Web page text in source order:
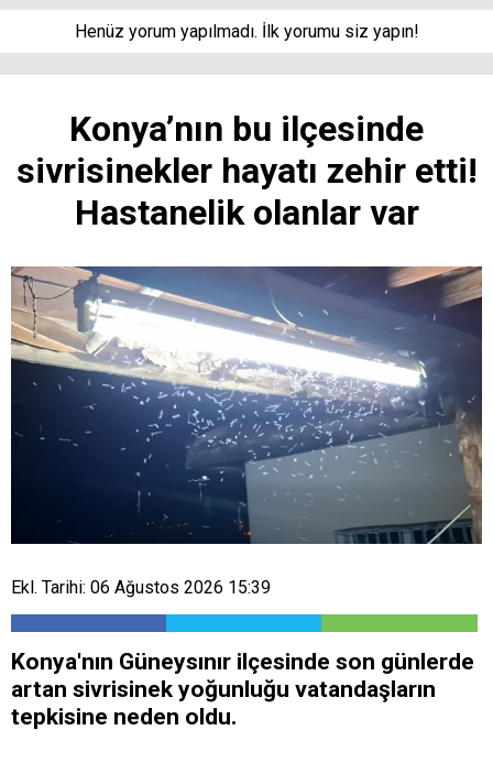
Henüz yorum yapılmadı. İlk yorumu siz yapın!
Konya’nın bu ilçesinde
sivrisinekler hayatı zehir etti!
Hastanelik olanlar var
Ekl. Tarihi: 06 Ağustos 2026 15:39
Konya'nın Güneysınır ilçesinde son günlerde
artan sivrisinek yoğunluğu vatandaşların
tepkisine neden oldu.